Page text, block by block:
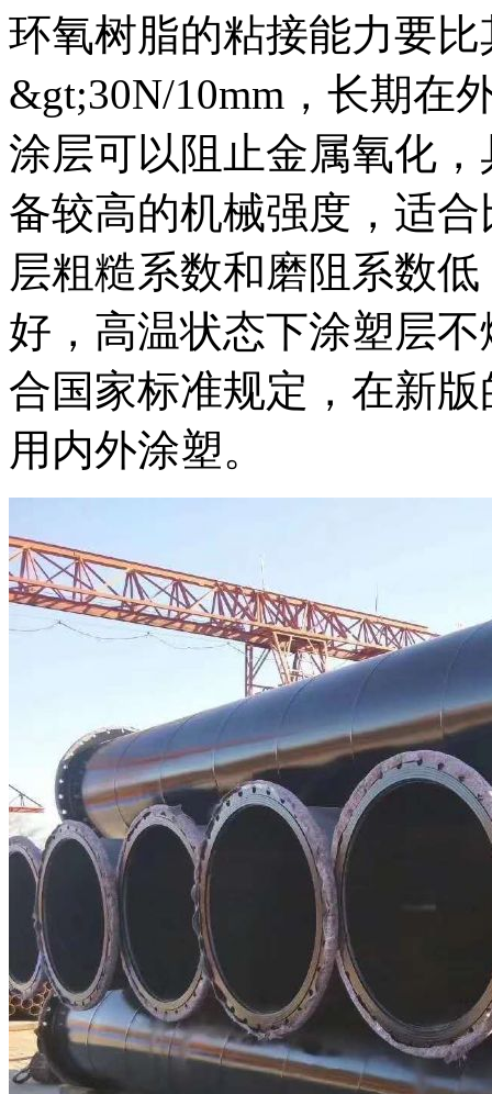
环氧树脂的粘接能力要
&gt;30N/10mm，长期在
涂层可以阻止金属氧化
备较高的机械强度，适
层粗糙系数和磨阻系数
好，高温状态下涂塑层
合国家标准规定，在新
用内外涂塑。